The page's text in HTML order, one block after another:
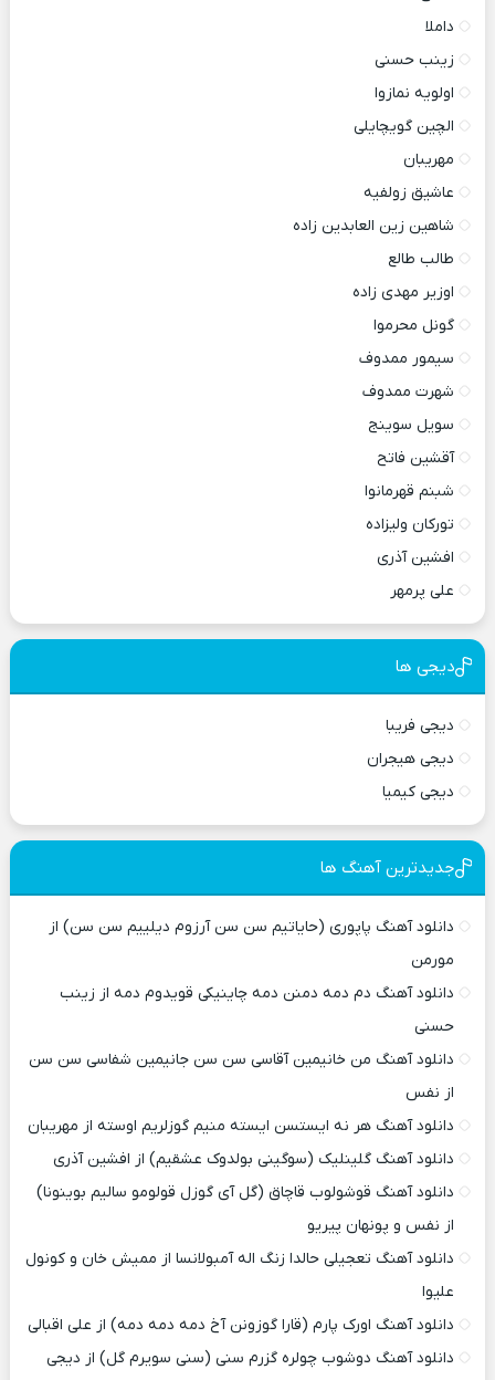
داملا
زینب حسنی
اولویه نمازوا
الچین گویچایلی
مهریبان
عاشیق زولفیه
شاهین زین العابدین زاده
طالب طالع
اوزیر مهدی زاده
گونل محرموا
سیمور ممدوف
شهرت ممدوف
سویل سوینج
آقشین فاتح
شبنم قهرمانوا
تورکان ولیزاده
افشین آذری
علی پرمهر
دیجی ها
دیجی فریبا
دیجی هیجران
دیجی کیمیا
جدیدترین آهنگ ها
دانلود آهنگ پاپوری (حایاتیم سن سن آرزوم دیلییم سن سن) از
مورمن
دانلود آهنگ دم دمه دمنن دمه چاینیکی قویدوم دمه از زینب
حسنی
دانلود آهنگ من خانیمین آقاسی سن سن جانیمین شفاسی سن سن
از نفس
دانلود آهنگ هر نه ایستسن ایسته منیم گوزلریم اوسته از مهریبان
دانلود آهنگ گلینلیک (سوگینی بولدوک عشقیم) از افشین آذری
دانلود آهنگ قوشولوب قاچاق (گل آی گوزل قولومو سالیم بوینونا)
از نفس و پونهان پیریو
دانلود آهنگ تعجیلی حالدا زنگ اله آمبولانسا از ممیش خان و کونول
علیوا
دانلود آهنگ اورک پارم (قارا گوزونن آخ دمه دمه دمه) از علی اقبالی
دانلود آهنگ دوشوب چولره گزرم سنی (سنی سویرم گل) از دیجی